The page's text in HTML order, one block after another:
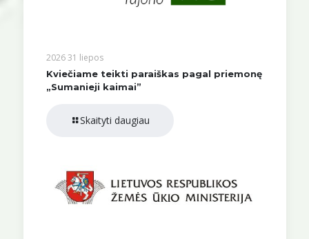
2026 31 liepos
Kviečiame teikti paraiškas pagal priemonę
„Sumanieji kaimai”
Skaityti daugiau